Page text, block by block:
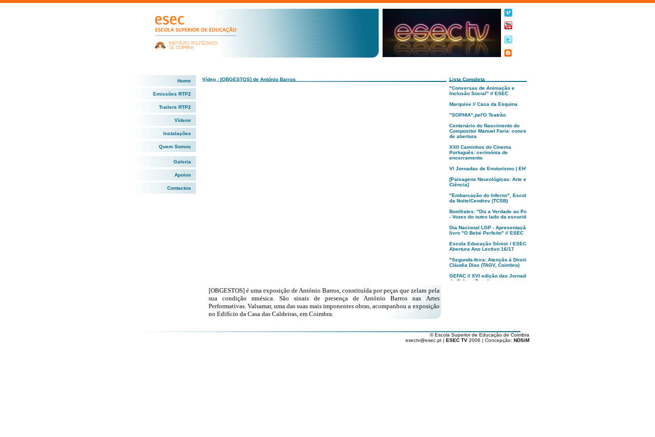
Home
Emissões RTP2
Trailers RTP2
Vídeos
Instalações
Quem Somos
Galeria
Apoios
Contactos
Vídeo : [OBGESTOS] de António Barros Lista Completa
[OBGESTOS] é uma exposição de António Barros, constituída por peças que zelam pela
sua condição mnésica. São sinais de presença de António Barros nas Artes
Performativas. Valsamar, uma das suas mais imponentes obras, acompanhou a exposição
no Edifício da Casa das Caldeiras, em Coimbra.
"Conversas de Animação e
Inclusão Social" // ESEC
Marquise // Casa da Esquina
"SOPHIA",pel'O Teatrão
Centenário do Nascimento do
Compositor Manuel Faria: concerto
de abertura
XXII Caminhos do Cinema
Português: cerimónia de
encerramento
VI Jornadas de Enoturismo | EHTC
[Paisagens Neurológicas: Arte e
Ciência]
"Embarcação do Inferno", Escola
da Noite/Cendrev (TCSB)
Bonifrates: "Diz a Verdade ao Poder
- Vozes do outro lado da escuridão"
Dia Nacional LGP - Apresentação
livro "O Bebé Perfeito" // ESEC
Escola Educação Sénior / ESEC -
Abertura Ano Lectivo 16/17
"Segunda-feira: Atenção à Direita!",
Cláudia Dias (TAGV, Coimbra)
GEFAC // XVI edição das Jornadas
de Cultura Popular
Coimbra - PT
© Escola Superior de Educação de Coimbra
esectv@esec.pt | ESEC TV 2006 | Concepção: NDSiM